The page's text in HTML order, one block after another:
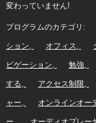
変わっていません!
プログラムのカテゴリ:
ション オフィス
ビゲーション 勉強
する アクセス制限
ャー オンラインオー